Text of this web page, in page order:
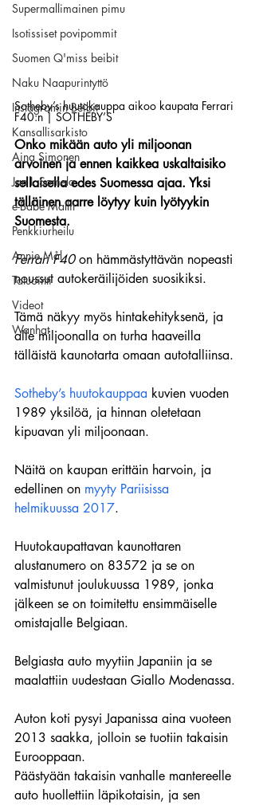
Supermallimainen pimu
Isotissiset povipommit
Suomen Q'miss beibit
Naku Naapurintyttö
Instagramin Beibit
Kansallisarkisto
Aina Simonen
Jan I. Somela
e-Babe Mallit
Penkkiurheilu
Annie Mål
Tatuointi
Videot
Wanhat
Sotheby’s huutokauppa aikoo kaupata Ferrari
F40:n | SOTHEBY’S
Onko mikään auto yli miljoonan
arvoinen ja ennen kaikkea uskaltaisiko
sellaisella edes Suomessa ajaa. Yksi
tälläinen aarre löytyy kuin lyötyykin
Suomesta.
Ferrari F40 on hämmästyttävän nopeasti
noussut autokeräilijöiden suosikiksi.
Tämä näkyy myös hintakehityksenä, ja
alle miljoonalla on turha haaveilla
tälläistä kaunotarta omaan autotalliinsa.
Sotheby’s huutokauppaa kuvien vuoden
1989 yksilöä, ja hinnan oletetaan
kipuavan yli miljoonaan.
Näitä on kaupan erittäin harvoin, ja
edellinen on myyty Pariisissa
helmikuussa 2017.
Huutokaupattavan kaunottaren
alustanumero on 83572 ja se on
valmistunut joulukuussa 1989, jonka
jälkeen se on toimitettu ensimmäiselle
omistajalle Belgiaan.
Belgiasta auto myytiin Japaniin ja se
maalattiin uudestaan Giallo Modenassa.
Auton koti pysyi Japanissa aina vuoteen
2013 saakka, jolloin se tuotiin takaisin
Eurooppaan.
Päästyään takaisin vanhalle mantereelle
auto huollettiin läpikotaisin, ja sen